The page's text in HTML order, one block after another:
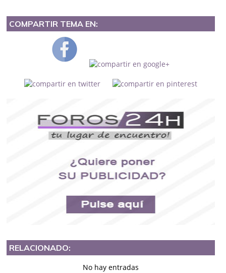
COMPARTIR TEMA EN:
RELACIONADO:
No hay entradas